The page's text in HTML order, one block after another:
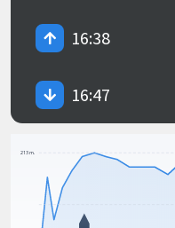
16:38
16:47